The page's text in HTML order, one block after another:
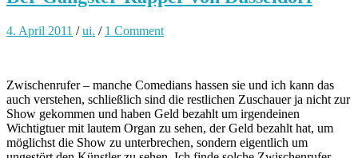
4. April 2011 /ui. / 1 Comment
Zwischenrufer – manche Comedians hassen sie und ich kann das
auch verstehen, schließlich sind die restlichen Zuschauer ja nicht zur
Show gekommen und haben Geld bezahlt um irgendeinen
Wichtigtuer mit lautem Organ zu sehen, der Geld bezahlt hat, um
möglichst die Show zu unterbrechen, sondern eigentlich um